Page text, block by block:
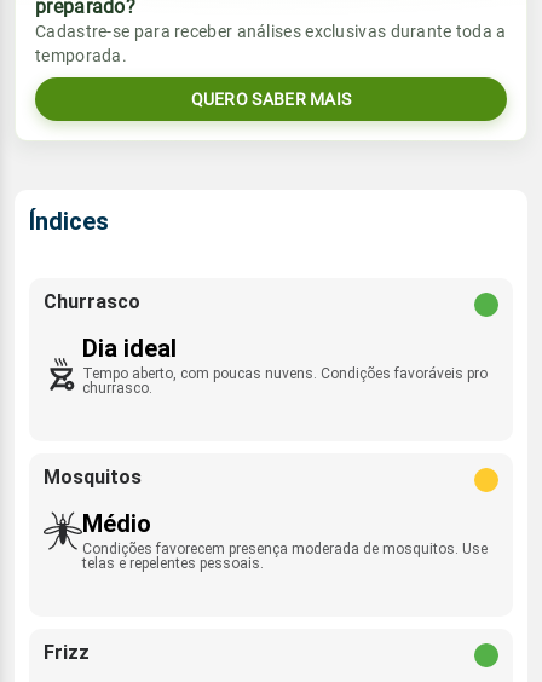
Umidade do ar
54%99%
Rajada de vento
Sol
06:02h às 17:30h
Lua
Chuva
0.9mm
Umidade do ar
Vento
SSE - 12km/h
Rajada de vento
Sol
preparado?
Cadastre-se para receber análises exclusivas durante toda a
temporada.
QUERO SABER MAIS
Índices
Churrasco
Dia ideal
Tempo aberto, com poucas nuvens. Condições favoráveis pro
churrasco.
Mosquitos
Médio
Condições favorecem presença moderada de mosquitos. Use
telas e repelentes pessoais.
Frizz